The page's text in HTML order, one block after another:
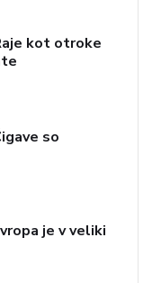
kot otroke
so
je v veliki